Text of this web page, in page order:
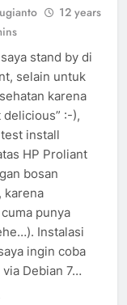
12 years
stand by di
selain untuk
karena
delicious” :-),
install
HP Proliant
bosan
karena
punya
Instalasi
ingin coba
Debian 7…